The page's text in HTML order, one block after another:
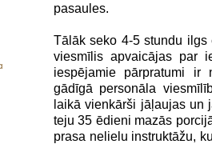
pasaules.
Tālāk seko 4-5 stundu ilgs
viesmīlis apvaicājas par
iespējamie pārpratumi ir
gādīgā personāla
laikā vienkārši jāļaujas un
teju 35 ēdieni mazās
prasa nelielu instruktāžu,